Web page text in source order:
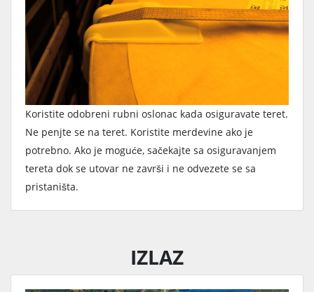
Koristite odobreni rubni oslonac kada osiguravate teret.
Ne penjte se na teret. Koristite merdevine ako je
potrebno. Ako je moguće, sačekajte sa osiguravanjem
tereta dok se utovar ne završi i ne odvezete se sa
pristaništa.
IZLAZ